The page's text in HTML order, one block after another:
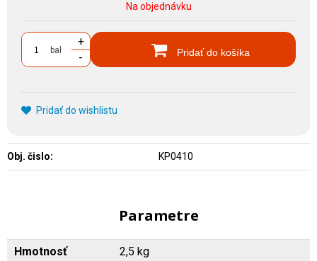
Na objednávku
bal
+
-
Pridať do košíka
Pridať do wishlistu
Obj. čislo: KP0410
Parametre
Hmotnosť 2,5 kg